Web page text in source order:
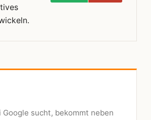
Google sucht, bekommt neben